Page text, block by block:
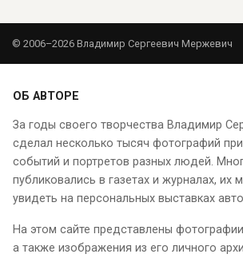
© 2006–2026 Владимир Сергеевич Мержевич
ОБ АВТОРЕ
За годы своего творчества Владимир
сделал несколько тысяч фотографий
событий и портретов разных людей.
публиковались в газетах и журналах, их
увидеть на персональных выставках
На этом сайте представлены
а также изображения из его личного